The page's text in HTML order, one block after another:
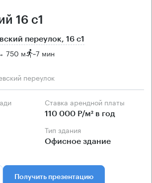
16 с1
переулок, 16 с1
750 м ~7 мин
переулок
Ставка арендной платы
110 000 Р/м² в год
Тип здания
Офисное здание
Получить презентацию